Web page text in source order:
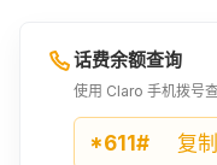
话费余额查询
使用 Claro 手机拨号
*611# 复制